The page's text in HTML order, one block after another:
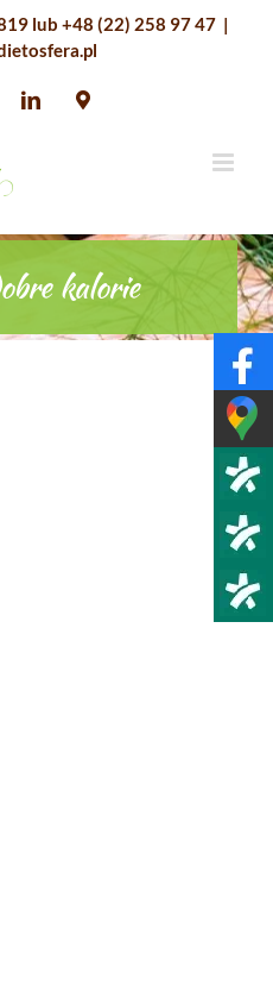
lub +48 (22) 258 97 47 |
LinkedInGoogle
kalorie